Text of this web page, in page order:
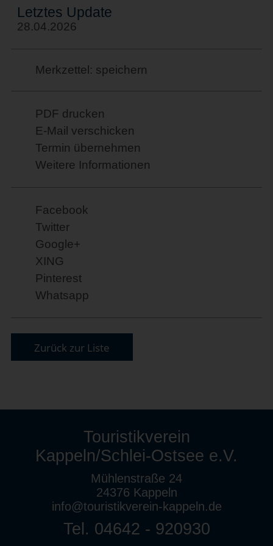
Letztes Update
28.04.2026
Merkzettel: speichern
PDF drucken
E-Mail verschicken
Termin übernehmen
Weitere Informationen
Facebook
Twitter
Google+
XING
Pinterest
Whatsapp
Zurück zur Liste
Touristikverein
Kappeln/Schlei-Ostsee e.V.
Mühlenstraße 24
24376 Kappeln
info@touristikverein-kappeln.de
Tel. 04642 - 920930